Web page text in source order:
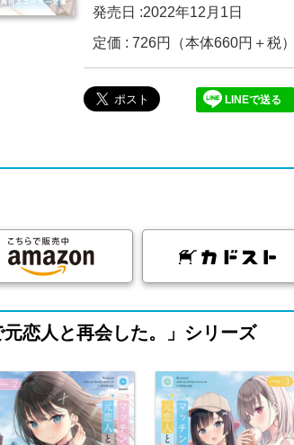
発売日 :2022年12月1日
定価 : 726円（本体660円＋税）
LINEで送る
元恋人と再会した。」シリーズ